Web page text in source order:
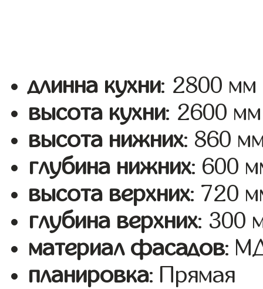
длинна кухни: 2800 мм
высота кухни: 2600 мм
высота нижних: 860
глубина нижних: 600
высота верхних: 720
глубина верхних: 300
материал фасадов:
планировка: Прямая